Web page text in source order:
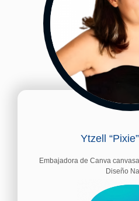
Ytzell
Embajadora de Canva
Diseño